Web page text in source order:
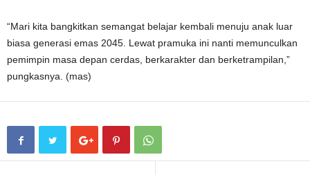
“Mari kita bangkitkan semangat belajar kembali menuju anak luar
biasa generasi emas 2045. Lewat pramuka ini nanti memunculkan
pemimpin masa depan cerdas, berkarakter dan berketrampilan,”
pungkasnya. (mas)